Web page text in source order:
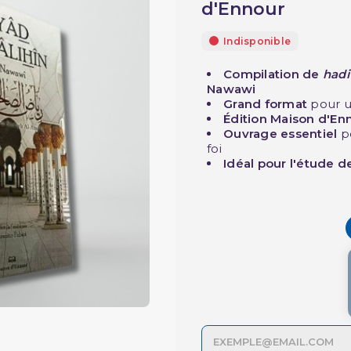
d'Ennour
Indisponible
Compilation de
Nawawi
Grand format pour
Édition Maison
Ouvrage essentiel
foi
Idéal pour l'étude